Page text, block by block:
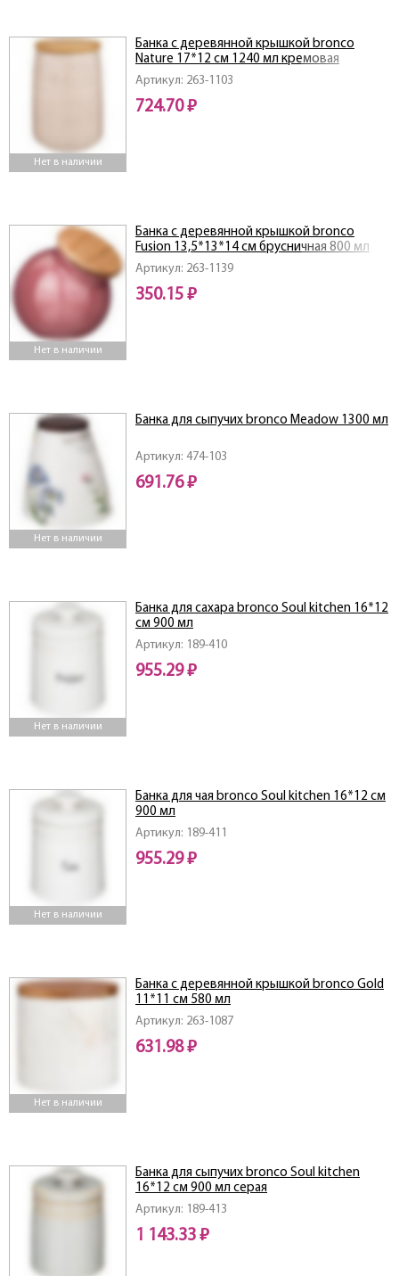
Нет в наличии
Артикул: 263-1103
Банка с деревянной крышкой bronco
Nature 17*12 см 1240 мл кремовая
724.70 ₽
Нет в наличии
Артикул: 263-1139
Банка с деревянной крышкой bronco
Fusion 13,5*13*14 см брусничная 800 мл
350.15 ₽
Нет в наличии
Артикул: 474-103
Банка для сыпучих bronco Meadow 1300 мл
691.76 ₽
Нет в наличии
Артикул: 189-410
Банка для сахара bronco Soul kitchen 16*12
см 900 мл
955.29 ₽
Нет в наличии
Артикул: 189-411
Банка для чая bronco Soul kitchen 16*12 см
900 мл
955.29 ₽
Нет в наличии
Артикул: 263-1087
Банка с деревянной крышкой bronco Gold
11*11 см 580 мл
631.98 ₽
Артикул: 189-413
Банка для сыпучих bronco Soul kitchen
16*12 см 900 мл серая
1 143.33 ₽